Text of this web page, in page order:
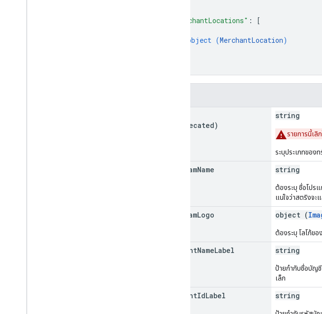
"merchantLocations" :
[
object (MerchantLocation)
(deprecated)
string
รายการนี้เลิ
ระบุประเภทของ
programName string
ต้องระบุ ชื่อโปร
แน่ใจว่าสตริงจะ
programLogo object (
ต้องระบุ โลโก้ข
accountNameLabel string
ป้ายกํากับชื่อบัญชี
เล็ก
accountIdLabel string